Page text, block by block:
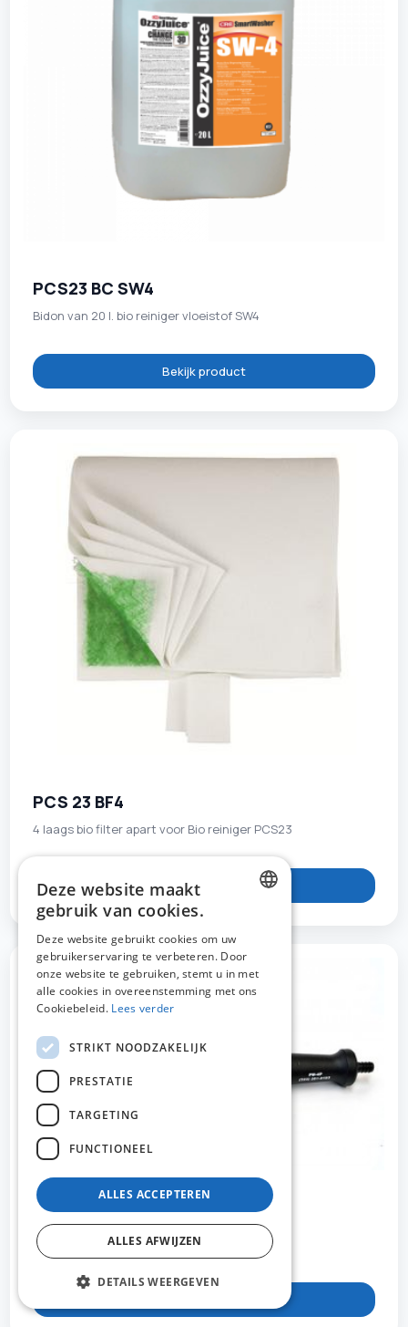
PCS23 BC SW4
Bidon van 20 l. bio reiniger vloeistof SW4
Bekijk product
PCS 23 BF4
4 laags bio filter apart voor Bio reiniger PCS23
Bekijk product
PCS23 BR
Reinigingsborstel met ventiel,
FRENCH
ENGLISH
Deze website maakt
gebruik van cookies.
Deze website gebruikt cookies om uw
gebruikerservaring te verbeteren. Door
onze website te gebruiken, stemt u in met
alle cookies in overeenstemming met ons
Cookiebeleid. Lees verder
STRIKT NOODZAKELIJK
PRESTATIE
TARGETING
FUNCTIONEEL
ALLES ACCEPTEREN
ALLES AFWIJZEN
DETAILS WEERGEVEN